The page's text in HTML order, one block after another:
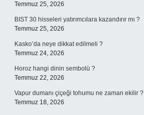
Temmuz 25, 2026
BIST 30 hisseleri yatırımcılara kazandırır mı ?
Temmuz 25, 2026
Kasko’da neye dikkat edilmeli ?
Temmuz 24, 2026
Horoz hangi dinin sembolü ?
Temmuz 22, 2026
Vapur dumanı çiçeği tohumu ne zaman ekilir ?
Temmuz 18, 2026